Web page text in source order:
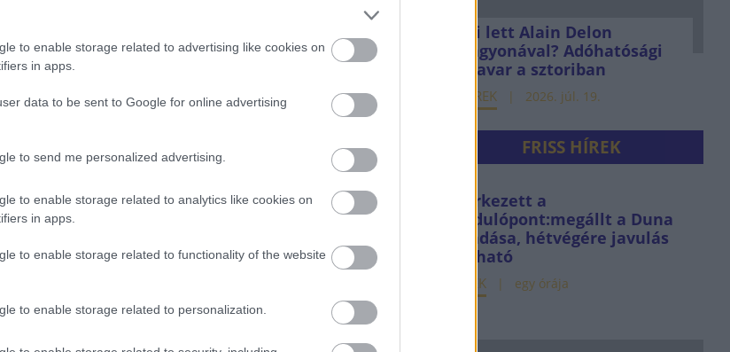
to enable storage related to advertising like cookies on
in apps.
data to be sent to Google for online advertising
to send me personalized advertising.
to enable storage related to analytics like cookies on
in apps.
to enable storage related to functionality of the website
to enable storage related to personalization.
Mi lett Alain Delon
vagyonával? Adóhatósági
csavar a sztoriban
HÍREK 2026. júl. 19.
FRISS HÍREK
Elérkezett a
fordulópont:megállt a Duna
apadása, hétvégére javulás
várható
HÍREK egy órája